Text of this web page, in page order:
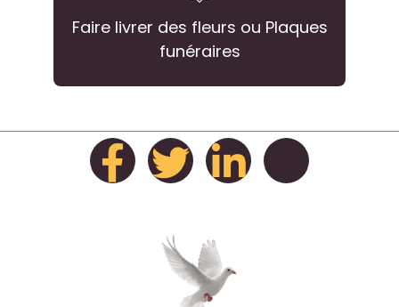
Faire livrer des fleurs ou Plaques
funéraires